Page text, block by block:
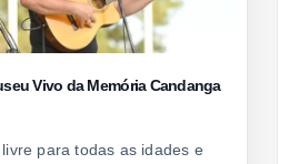
Vivo da Memória Candanga
para todas as idades e